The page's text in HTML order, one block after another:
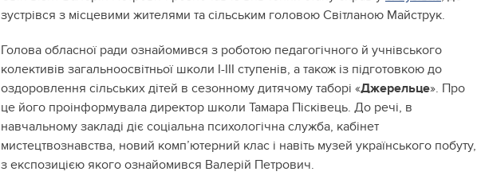
зустрівся з місцевими жителями та сільським головою Світланою Майструк.
Голова обласної ради ознайомився з роботою педагогічного й учнівського
колективів загальноосвітньої школи І-ІІІ ступенів, а також із підготовкою до
оздоровлення сільських дітей в сезонному дитячому таборі «Джерельце». Про
це його проінформувала директор школи Тамара Пісківець. До речі, в
навчальному закладі діє соціальна психологічна служба, кабінет
мистецтвознавства, новий комп’ютерний клас і навіть музей українського побуту,
з експозицією якого ознайомився Валерій Петрович.